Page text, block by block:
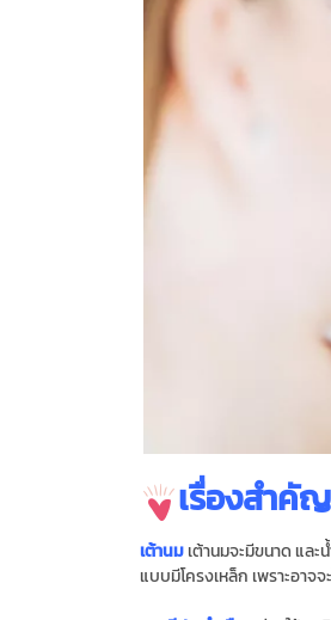
เรื่องสําคั
เต้านม เต้านมจะมีขนาด แล
แบบมีโครงเหล็ก เพราะอา